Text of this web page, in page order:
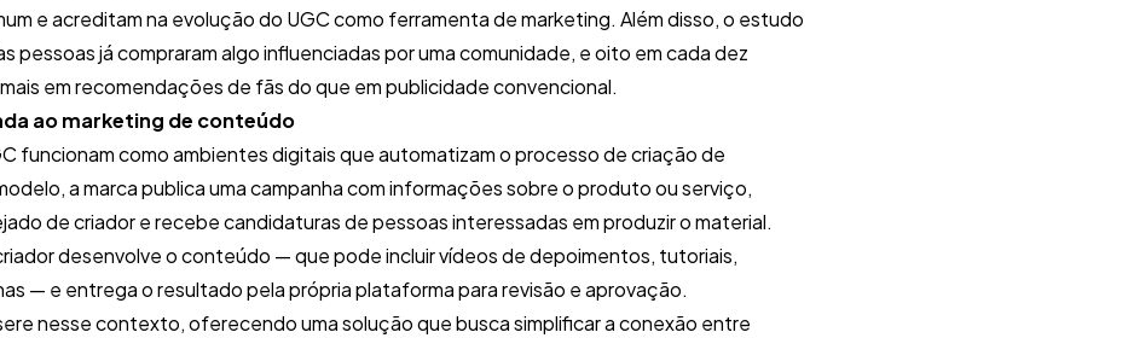
e acreditam na evolução do UGC como ferramenta de marketing. Além disso, o estudo
pessoas já compraram algo influenciadas por uma comunidade, e oito em cada dez
em recomendações de fãs do que em publicidade convencional.
ao marketing de conteúdo
funcionam como ambientes digitais que automatizam o processo de criação de
a marca publica uma campanha com informações sobre o produto ou serviço,
de criador e recebe candidaturas de pessoas interessadas em produzir o material.
desenvolve o conteúdo — que pode incluir vídeos de depoimentos, tutoriais,
— e entrega o resultado pela própria plataforma para revisão e aprovação.
nesse contexto, oferecendo uma solução que busca simplificar a conexão entre